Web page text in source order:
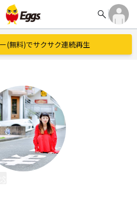
search
(無料)でサクサク連続再生